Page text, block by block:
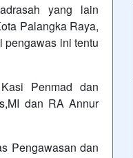
yang lain
Palangka Raya,
pengawas ini tentu
Penmad dan
dan RA Annur
Pengawasan dan